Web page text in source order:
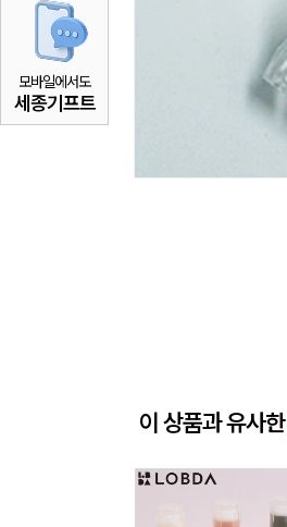
모바일에서도
세종기프트
이 상품과 유사한